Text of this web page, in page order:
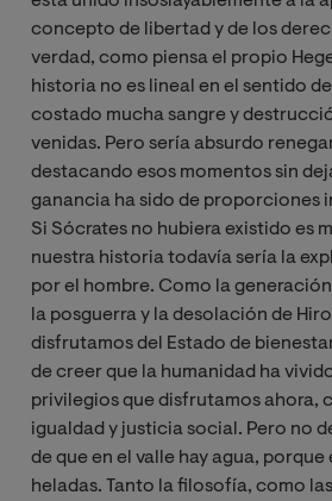
concepto de libertad y de los
verdad, como piensa el propio
historia no es lineal en el sentido
costado mucha sangre y
venidas. Pero sería absurdo
destacando esos momentos sin
ganancia ha sido de proporciones
Si Sócrates no hubiera existido es
nuestra historia todavía sería la
por el hombre. Como la
la posguerra y la desolación de
disfrutamos del Estado de
de creer que la humanidad ha
privilegios que disfrutamos ahora,
igualdad y justicia social. Pero no
de que en el valle hay agua,
heladas. Tanto la filosofía, como